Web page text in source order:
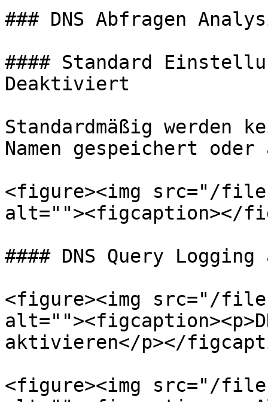
### DNS Abfragen
#### Standard
Deaktiviert
Standardmäßig werden
Namen gespeichert
<figure><img src="/
alt=""><figcaption></
#### DNS Query
<figure><img src="/files/
aktivieren</p></
<figure><img src="/files/